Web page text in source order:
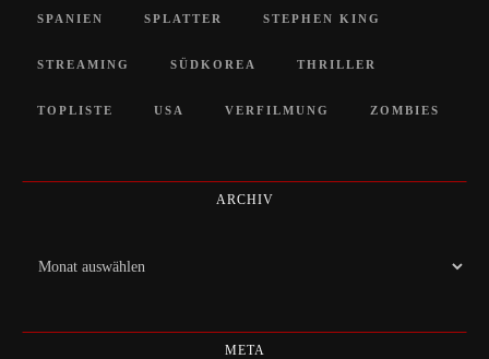
SPANIEN SPLATTER STEPHEN KING
STREAMING SÜDKOREA THRILLER
TOPLISTE USA VERFILMUNG ZOMBIES
ARCHIV
Archiv
META